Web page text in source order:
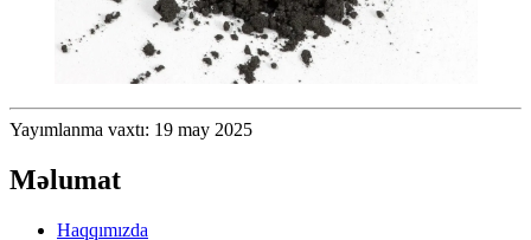
Yayımlanma vaxtı: 19 may 2025
Məlumat
Haqqımızda